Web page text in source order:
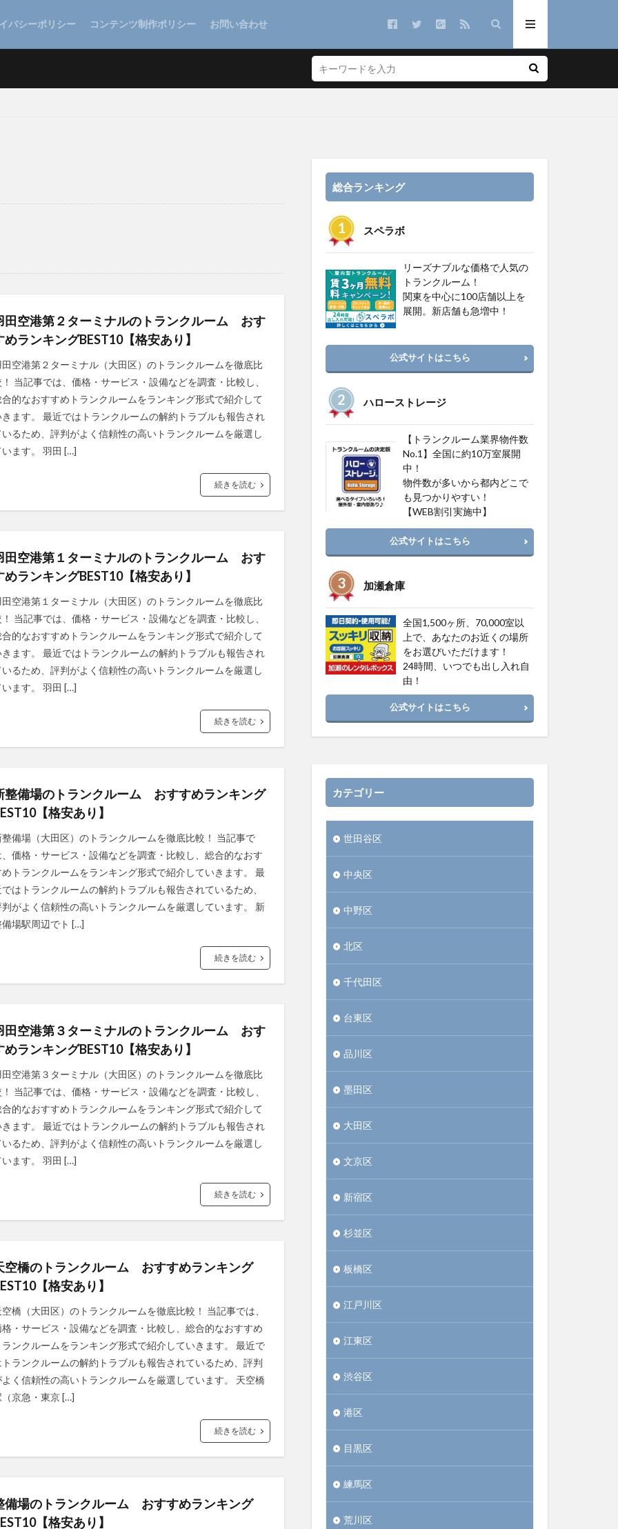
バシーポリシー コンテンツ制作ポリシー お問い合わせ
田空港第２ターミナルのトランクルーム おす
めランキングBEST10【格安あり】
田空港第２ターミナル（大田区）のトランクルームを徹底比
当記事では、価格・サービス・設備などを調査・比較し、
合的なおすすめトランクルームをランキング形式で紹介して
きます。 最近ではトランクルームの解約トラブルも報告され
いるため、評判がよく信頼性の高いトランクルームを厳選し
います。 羽田 […]
続きを読む
田空港第１ターミナルのトランクルーム おす
めランキングBEST10【格安あり】
田空港第１ターミナル（大田区）のトランクルームを徹底比
当記事では、価格・サービス・設備などを調査・比較し、
合的なおすすめトランクルームをランキング形式で紹介して
きます。 最近ではトランクルームの解約トラブルも報告され
いるため、評判がよく信頼性の高いトランクルームを厳選し
います。 羽田 […]
続きを読む
整備場のトランクルーム おすすめランキング
【格安あり】
整備場（大田区）のトランクルームを徹底比較！ 当記事で
、価格・サービス・設備などを調査・比較し、総合的なおす
めトランクルームをランキング形式で紹介していきます。 最
はトランクルームの解約トラブルも報告されているため、
判がよく信頼性の高いトランクルームを厳選しています。 新
備場駅周辺でト […]
続きを読む
田空港第３ターミナルのトランクルーム おす
めランキングBEST10【格安あり】
田空港第３ターミナル（大田区）のトランクルームを徹底比
当記事では、価格・サービス・設備などを調査・比較し、
合的なおすすめトランクルームをランキング形式で紹介して
きます。 最近ではトランクルームの解約トラブルも報告され
いるため、評判がよく信頼性の高いトランクルームを厳選し
います。 羽田 […]
続きを読む
空橋のトランクルーム おすすめランキング
【格安あり】
橋（大田区）のトランクルームを徹底比較！ 当記事では、
格・サービス・設備などを調査・比較し、総合的なおすすめ
ランクルームをランキング形式で紹介していきます。 最近で
トランクルームの解約トラブルも報告されているため、評判
よく信頼性の高いトランクルームを厳選しています。 天空橋
（京急・東京 […]
続きを読む
備場のトランクルーム おすすめランキング
【格安あり】
総合ランキング
スペラボ
リーズナブルな価格で人気の
トランクルーム！
関東を中心に100店舗以上を
展開。新店舗も急増中！
公式サイトはこちら
ハローストレージ
【トランクルーム業界物件数
No.1】全国に約10万室展開
中！
物件数が多いから都内どこで
も見つかりやすい！
【WEB割引実施中】
公式サイトはこちら
加瀬倉庫
全国1,500ヶ所、70,000室以
上で、あなたのお近くの場所
をお選びいただけます！
24時間、いつでも出し入れ自
由！
公式サイトはこちら
カテゴリー
世田谷区
中央区
中野区
北区
千代田区
台東区
品川区
墨田区
大田区
文京区
新宿区
杉並区
板橋区
江戸川区
江東区
渋谷区
港区
目黒区
練馬区
荒川区